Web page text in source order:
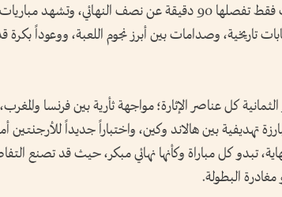
باتت ثمانية منتخبات فقط تفصلها 90 دقيقة عن نصف النهائي،
تاريخية، وصدامات بين أبرز نجوم اللعبة، ووعوداً
كل عناصر الإثارة؛ مواجهة ثأرية بين فرنسا
تهديفية بين هالاند وكين، واختباراً جديداً
تبدو كل مباراة وكأنها نهائي مبكر، حيث قد تصنع
البطولة.